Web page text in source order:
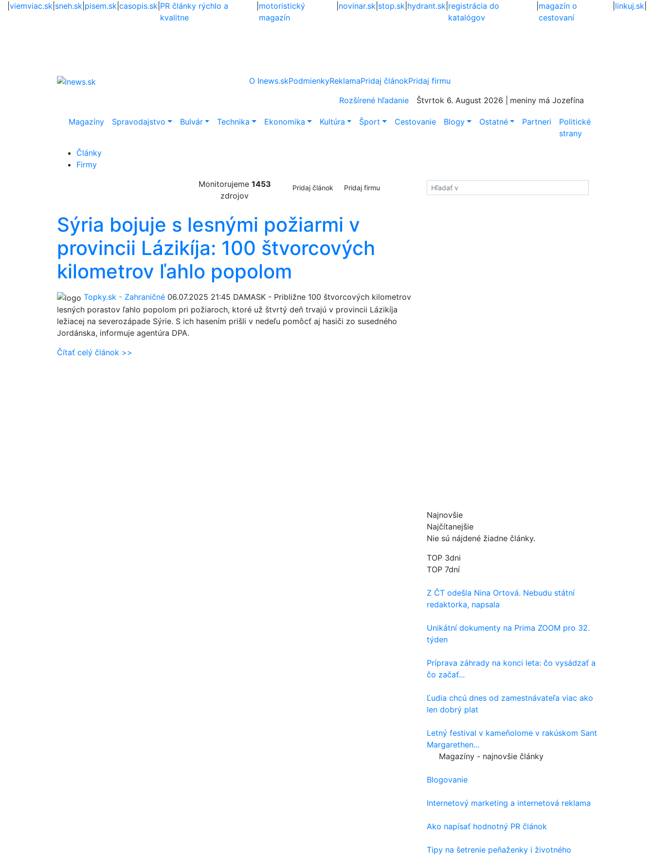
viemviac.sk sneh.sk pisem.sk casopis.sk PR články rýchlo a
kvalitne
motoristický
magazín
novinar.sk stop.sk hydrant.sk registrácia do
katalógov
magazín o
cestovaní
linkuj.sk|
O Inews.skPodmienkyReklamaPridaj článokPridaj firmu
Rozšírené hľadanie
Štvrtok 6. August 2026 | meniny má Jozefína
Magazíny Spravodajstvo Bulvár Technika Ekonomika Kultúra Šport Cestovanie Blogy Ostatné Partneri
Politické
strany
Články
Firmy
Monitorujeme 1453
zdrojov
Pridaj článok Pridaj firmu Hladať
Sýria bojuje s lesnými požiarmi v
provincii Lázikíja: 100 štvorcových
kilometrov ľahlo popolom
Topky.sk - Zahraničné 06.07.2025 21:45 DAMASK - Približne 100 štvorcových kilometrov
lesných porastov ľahlo popolom pri požiaroch, ktoré už štvrtý deň trvajú v provincii Lázikíja
ležiacej na severozápade Sýrie. S ich hasením prišli v nedeľu pomôcť aj hasiči zo susedného
Jordánska, informuje agentúra DPA.
Čítať celý článok >>
Najnovšie
Najčítanejšie
Nie sú nájdené žiadne články.
TOP 3dni
TOP 7dní
Z ČT odešla Nina Ortová. Nebudu státní
redaktorka, napsala
Unikátní dokumenty na Prima ZOOM pro 32.
týden
Príprava záhrady na konci leta: čo vysádzať a
čo začať...
Ľudia chcú dnes od zamestnávateľa viac ako
len dobrý plat
Letný festival v kameňolome v rakúskom Sant
Margarethen...
Magazíny - najnovšie články
Blogovanie
Internetový marketing a internetová reklama
Ako napísať hodnotný PR článok
Tipy na šetrenie peňaženky i životného